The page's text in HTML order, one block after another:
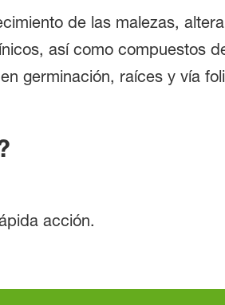
de las malezas,
así como compuestos
germinación, raíces y vía
acción.